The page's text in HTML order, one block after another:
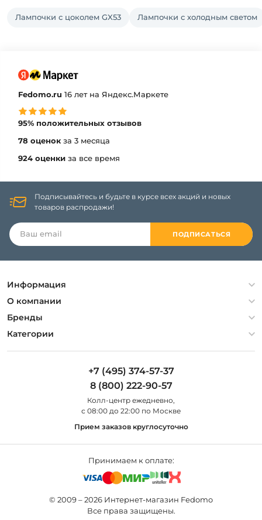
Лампочки с цоколем GX53 Лампочки с холодным светом
Fedomo.ru 16 лет на Яндекс.Маркете
95% положительных отзывов
78 оценок за 3 месяца
924 оценки за все время
Подписывайтесь и будьте в курсе всех акций и новых
товаров распродажи!
ПОДПИСАТЬСЯ
Информация
Политика конфиденциальности
Гарантия
Оплата и доставка
О компании
О компании
Контакты
Бренды
Artelamp
Категории
Люстры
Уличные светильники
+7 (495) 374-57-37
8 (800) 222-90-57
Колл-центр eжедневно,
с 08:00 до 22:00 по Москве
Прием заказов круглосуточно
Принимаем к оплате:
© 2009 – 2026 Интернет-магазин Fedomo
Все права защищены.